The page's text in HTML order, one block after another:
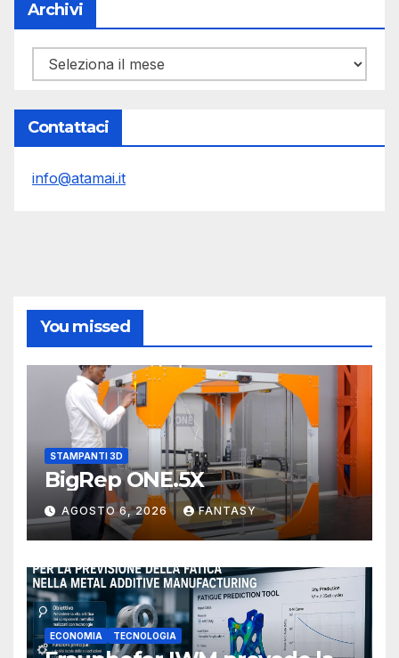
Archivi
Archivi
Contattaci
info@atamai.it
You missed
STAMPANTI 3D
BigRep ONE.5X
AGOSTO 6, 2026 FANTASY
ECONOMIA TECNOLOGIA